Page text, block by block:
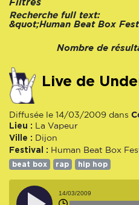
Filtres
Recherche full text:
&quot;Human Beat Box
Nombre de
Live de
Diffusée le 14/03/2009 dans
Lieu : La Vapeur
Ville : Dijon
Festival : Human Beat Box
beat box rap hip hop
14/03/2009